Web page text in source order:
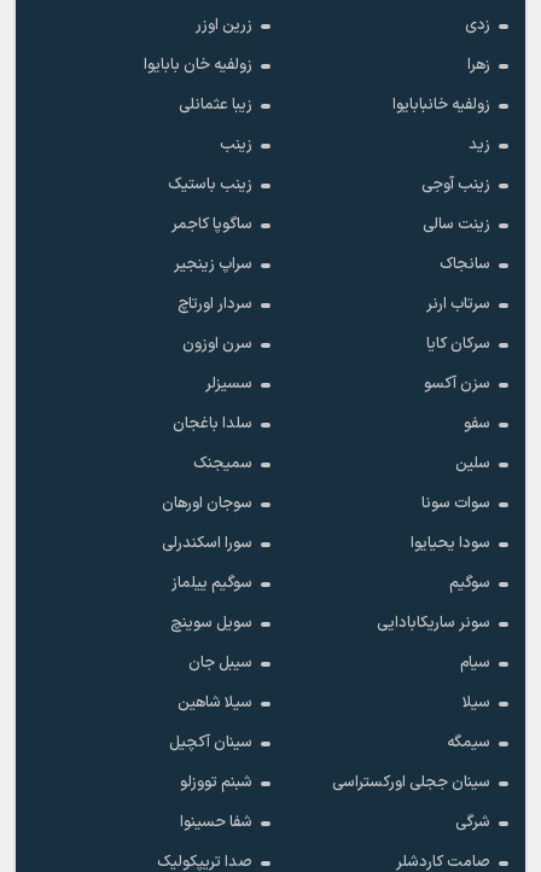
زدی
زرین اوزر
زهرا
زولفیه خان بابایوا
زولفیه خانبابایوا
زیبا عثمانلی
زید
زینب
زینب آوجی
زینب باستیک
زینت سالی
ساگوپا کاجمر
سانجاک
سراپ زینجیر
سرتاب ارنر
سردار اورتاچ
سرکان کایا
سرن اوزون
سزن آکسو
سسیزلر
سفو
سلدا باغجان
سلین
سمیجنک
سوات سونا
سوجان اورهان
سودا یحیایوا
سورا اسکندرلی
سوگیم
سوگیم ییلماز
سونر ساریکابادایی
سویل سوینچ
سیام
سیبل جان
سیلا
سیلا شاهین
سیمگه
سینان آکچیل
سینان ججلی اورکستراسی
شبنم تووزلو
شرگی
شفا حسینوا
صامت کاردشلر
صدا تریپکولیک